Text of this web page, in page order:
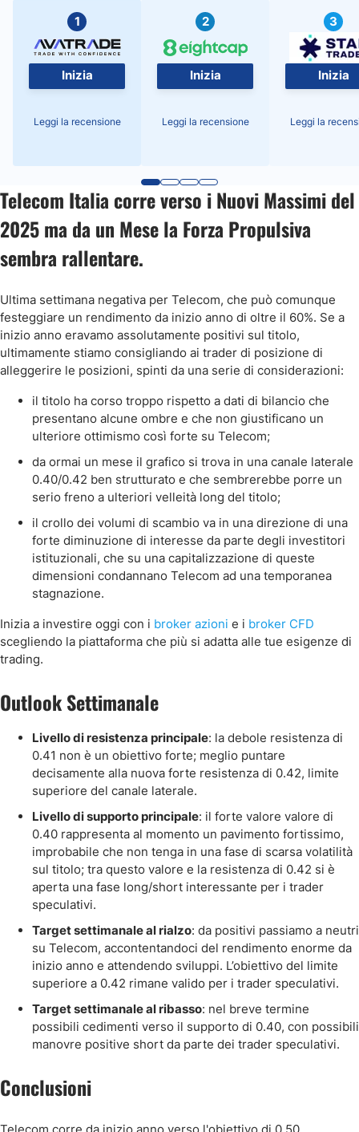
1
Inizia
Leggi la recensione
2
Inizia
Leggi la recensione
3
Inizia
Leggi la
Telecom Italia corre verso i Nuovi Massimi del
2025 ma da un Mese la Forza Propulsiva
sembra rallentare.
Ultima settimana negativa per Telecom, che può comunque
festeggiare un rendimento da inizio anno di oltre il 60%. Se a
inizio anno eravamo assolutamente positivi sul titolo,
ultimamente stiamo consigliando ai trader di posizione di
alleggerire le posizioni, spinti da una serie di considerazioni:
il titolo ha corso troppo rispetto a dati di bilancio che
presentano alcune ombre e che non giustificano un
ulteriore ottimismo così forte su Telecom;
da ormai un mese il grafico si trova in una canale laterale
0.40/0.42 ben strutturato e che sembrerebbe porre un
serio freno a ulteriori velleità long del titolo;
il crollo dei volumi di scambio va in una direzione di una
forte diminuzione di interesse da parte degli investitori
istituzionali, che su una capitalizzazione di queste
dimensioni condannano Telecom ad una temporanea
stagnazione.
Inizia a investire oggi con i broker azioni e i broker CFD
scegliendo la piattaforma che più si adatta alle tue esigenze di
trading.
Outlook Settimanale
Livello di resistenza principale: la debole resistenza di
0.41 non è un obiettivo forte; meglio puntare
decisamente alla nuova forte resistenza di 0.42, limite
superiore del canale laterale.
Livello di supporto principale: il forte valore valore di
0.40 rappresenta al momento un pavimento fortissimo,
improbabile che non tenga in una fase di scarsa volatilità
sul titolo; tra questo valore e la resistenza di 0.42 si è
aperta una fase long/short interessante per i trader
speculativi.
Target settimanale al rialzo: da positivi passiamo a neutri
su Telecom, accontentandoci del rendimento enorme da
inizio anno e attendendo sviluppi. L’obiettivo del limite
superiore a 0.42 rimane valido per i trader speculativi.
Target settimanale al ribasso: nel breve termine
possibili cedimenti verso il supporto di 0.40, con possibili
manovre positive short da parte dei trader speculativi.
Conclusioni